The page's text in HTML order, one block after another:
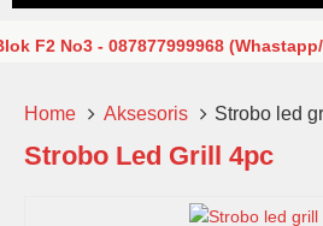
No3 - 087877999968 (Whastapp/
Home Aksesoris Strobo led
Strobo Led Grill 4pc